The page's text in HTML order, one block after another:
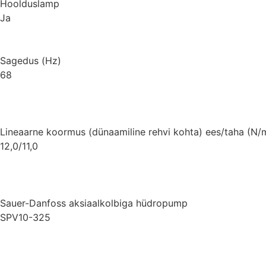
Hoolduslamp
Ja
Sagedus (Hz)
68
Lineaarne koormus (dünaamiline rehvi kohta) ees/taha (N/
12,0/11,0
Sauer-Danfoss aksiaalkolbiga hüdropump
SPV10-325